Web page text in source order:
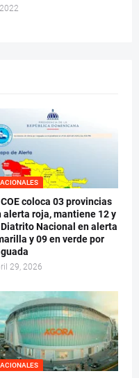
coloca 03 provincias
alerta roja, mantiene 12 y
Nacional en alerta
y 09 en verde por
29, 2026